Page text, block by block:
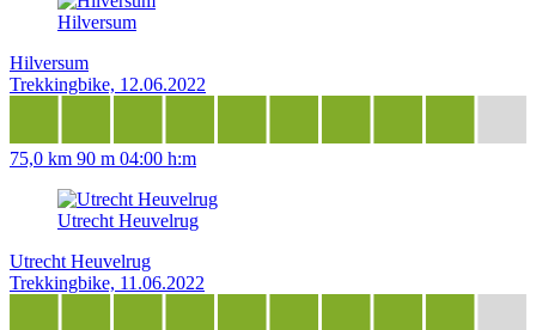
Hilversum
Hilversum
Trekkingbike, 12.06.2022
75,0 km 90 m 04:00 h:m
Utrecht Heuvelrug
Utrecht Heuvelrug
Trekkingbike, 11.06.2022